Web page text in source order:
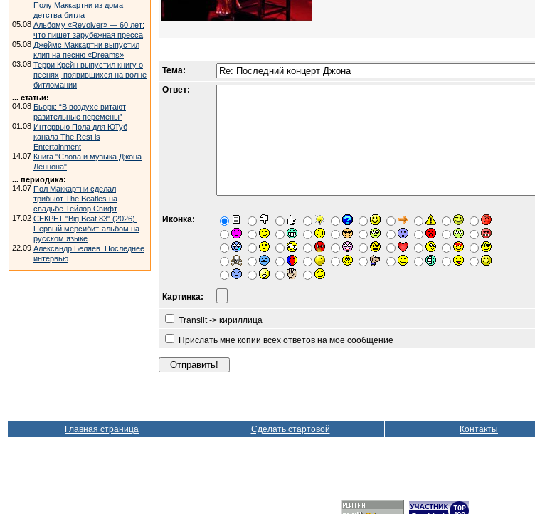
Полу Маккартни из дома
детства битла
05.08 Альбому «Revolver» — 60 лет:
что пишет зарубежная пресса
05.08 Джеймс Маккартни выпустил
клип на песню «Dreams»
03.08 Терри Крейн выпустил книгу о
песнях, появившихся на волне
битломании
... статьи:
04.08 Бьорк: “В воздухе витают
разительные перемены”
01.08 Интервью Пола для ЮТуб
канала The Rest is
Entertainment
14.07 Книга "Слова и музыка Джона
Леннона"
... периодика:
14.07 Пол Маккартни сделал
трибьют The Beatles на
свадьбе Тейлор Свифт
17.02 СЕКРЕТ "Big Beat 83" (2026).
Первый мерсибит-альбом на
русском языке
22.09 Александр Беляев. Последнее
интервью
Тема:
Ответ:
Иконка:
Картинка:
Translit -> кириллица
Прислать мне копии всех ответов на мое сообщение
Главная страница Сделать стартовой Контакты